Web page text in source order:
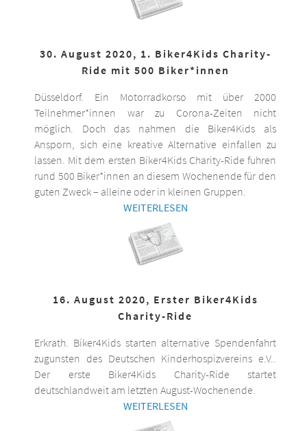
30. August 2020, 1. Biker4Kids Charity-
Ride mit 500 Biker*innen
Düsseldorf. Ein Motorradkorso mit über 2000
Teilnehmer*innen war zu Corona-Zeiten nicht
möglich. Doch das nahmen die Biker4Kids als
Ansporn, sich eine kreative Alternative einfallen zu
lassen. Mit dem ersten Biker4Kids Charity-Ride fuhren
rund 500 Biker*innen an diesem Wochenende für den
guten Zweck – alleine oder in kleinen Gruppen.
WEITERLESEN
16. August 2020, Erster Biker4Kids
Charity-Ride
Erkrath. Biker4Kids starten alternative Spendenfahrt
zugunsten des Deutschen Kinderhospizvereins e.V..
Der erste Biker4Kids Charity-Ride startet
deutschlandweit am letzten August-Wochenende.
WEITERLESEN